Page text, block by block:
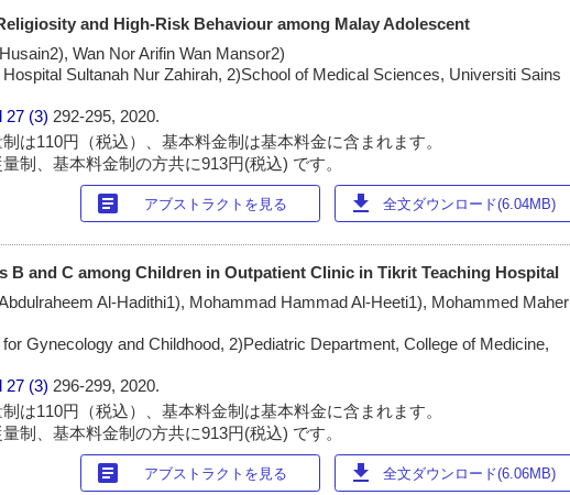
and High-Risk Behaviour among Malay Adolescent
Wan Nor Arifin Wan Mansor2)
Sultanah Nur Zahirah, 2)School of Medical Sciences, Universiti Sains
27 (3) 292-295, 2020.
は110円（税込）、基本料金制は基本料金に含まれます。
制、基本料金制の方共に913円(税込) です。
article アブストラクトを見る download 全文ダウンロード(6.04MB)
B and C among Children in Outpatient Clinic in Tikrit Teaching Hospital
Al-Hadithi1), Mohammad Hammad Al-Heeti1), Mohammed Maher
Gynecology and Childhood, 2)Pediatric Department, College of Medicine,
27 (3) 296-299, 2020.
は110円（税込）、基本料金制は基本料金に含まれます。
制、基本料金制の方共に913円(税込) です。
article アブストラクトを見る download 全文ダウンロード(6.06MB)